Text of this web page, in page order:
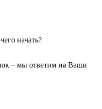
начать?
– мы ответим на Ваши